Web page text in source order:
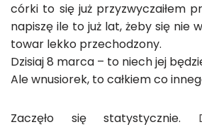
córki to się już przyzwyczaiłem
napiszę ile to już lat, żeby się nie
towar lekko przechodzony.
Dzisiaj 8 marca – to niech jej
Ale wnusiorek, to całkiem co
Zaczęło się statystycznie.